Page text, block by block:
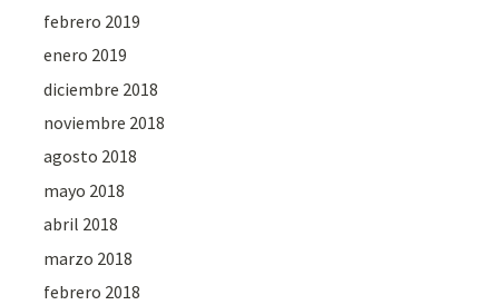
febrero 2019
enero 2019
diciembre 2018
noviembre 2018
agosto 2018
mayo 2018
abril 2018
marzo 2018
febrero 2018